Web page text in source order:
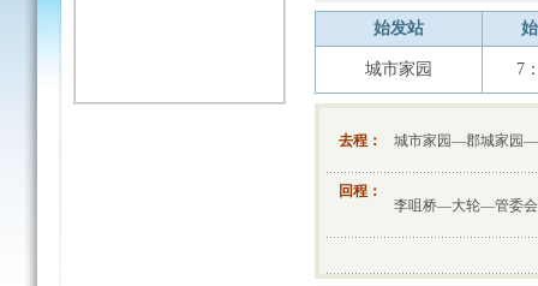
始发站
城市家园 7
去程： 城市家园—郡城家园
回程：
李咀桥—大轮—管委